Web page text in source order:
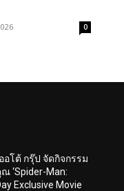
0
อโต้ กรุ๊ป จัดกิจกรรม
‘Spider-Man:
Exclusive Movie